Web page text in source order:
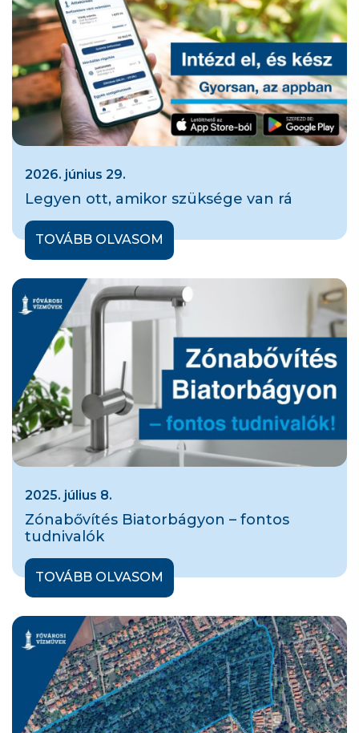
2026. június 29.
Legyen ott, amikor szüksége van rá
TOVÁBB OLVASOM
2025. július 8.
Zónabővítés Biatorbágyon – fontos
tudnivalók
TOVÁBB OLVASOM